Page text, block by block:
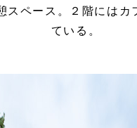
スペース。２階にはカ
ている。